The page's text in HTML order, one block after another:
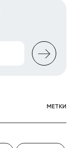
МЕТКИ